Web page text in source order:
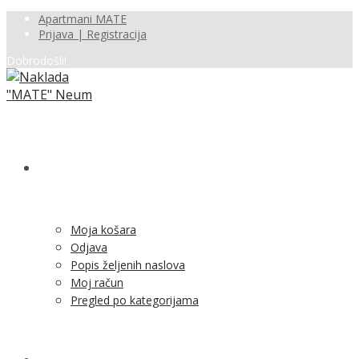
Apartmani MATE
Prijava | Registracija
Dobrodošli!
Moja košara
Odjava
Popis željenih naslova
Moj račun
Pregled po kategorijama